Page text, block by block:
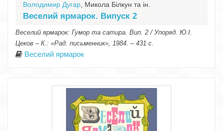
Володимир Дугар , Микола Білкун та ін.
Веселий ярмарок. Випуск 2
Веселий ярмарок: Гумор та сатира. Вип. 2 / Упоряд. Ю.І.
Цеков – К.: «Рад. письменник», 1984. – 431 с.
Веселий ярмарок